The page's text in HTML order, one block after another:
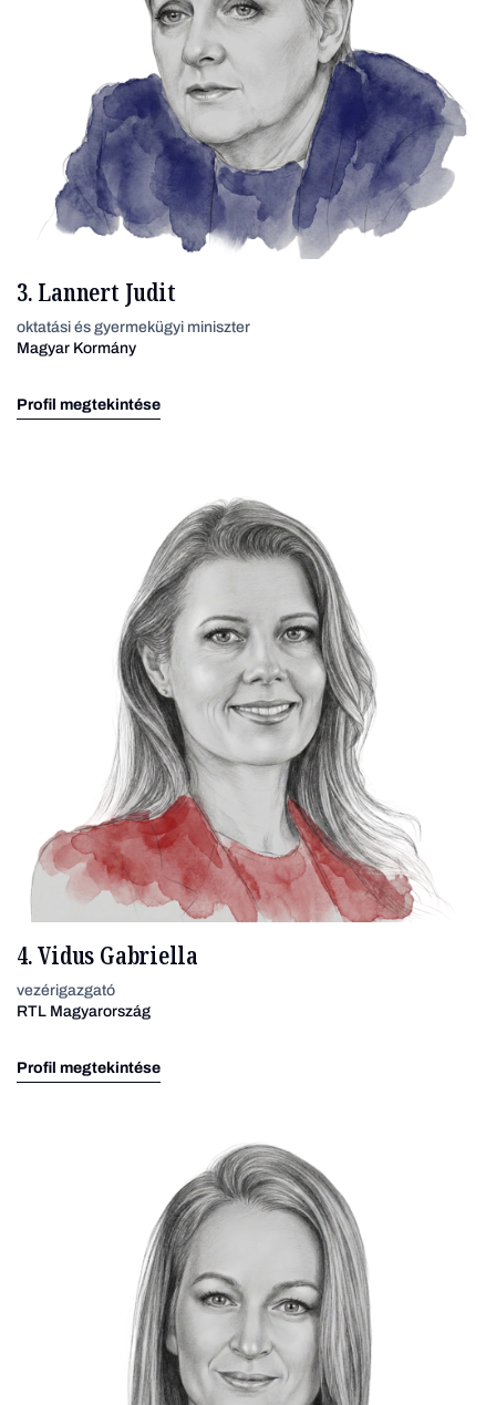
3. Lannert Judit
oktatási és gyermekügyi miniszter
Magyar Kormány
Profil megtekintése
4. Vidus Gabriella
vezérigazgató
RTL Magyarország
Profil megtekintése